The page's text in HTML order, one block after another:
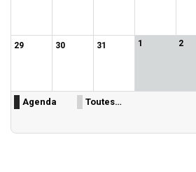
29 30 31 1 2
Agenda Toutes…